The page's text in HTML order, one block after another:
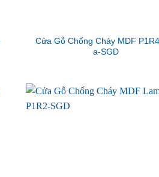
Cửa Gỗ Chống Cháy MDF
a-SGD